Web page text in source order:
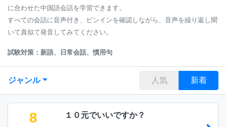
に合わせた中国語会話を学習できます。
すべての会話に音声付き、ピンインを確認しながら、音声を繰り返し聞
いて真似て発音してみてください。
試験対策：新語、日常会話、慣用句
ジャンル 人気 新着
8 １０元でいいですか？